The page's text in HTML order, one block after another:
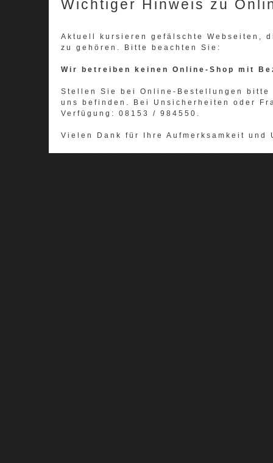
Wichtiger Hinweis zu
Aktuell kursieren gefälschte Webseiten,
zu gehören. Bitte beachten Sie:
Wir betreiben keinen Online-Shop mit
Stellen Sie bei Online-Bestellungen
uns befinden. Bei Unsicherheiten oder
Verfügung: 08153 / 984550.
Vielen Dank für Ihre Aufmerksamkeit und